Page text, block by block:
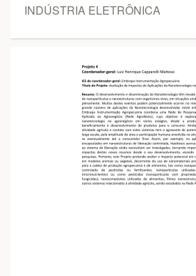
INDÚSTRIA ELETRÔNICA